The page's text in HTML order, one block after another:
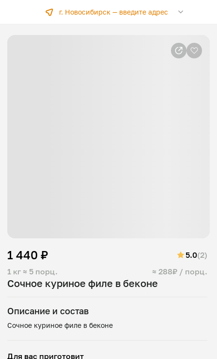
г. Новосибирск —введите адрес
Сочное куриное филе в беконе
1 кг ≈ 5 порц. ≈ 288₽ / порц.
1 440 ₽ 5.0(2)
Описание и состав
Для вас приготовит